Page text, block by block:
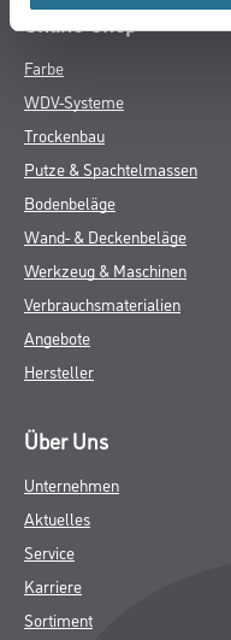
Online-Shop
Farbe
WDV-Systeme
Trockenbau
Putze & Spachtelmassen
Bodenbeläge
Wand- & Deckenbeläge
Werkzeug & Maschinen
Verbrauchsmaterialien
Angebote
Hersteller
Über Uns
Unternehmen
Aktuelles
Service
Karriere
Sortiment